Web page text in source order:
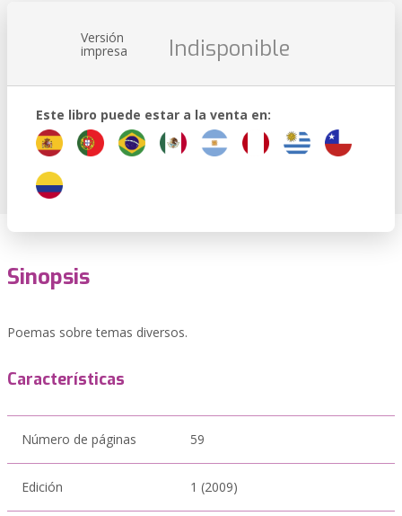
Versión
impresa Indisponible
Este libro puede estar a la venta en:
Sinopsis
Poemas sobre temas diversos.
Características
Número de páginas 59
Edición 1 (2009)